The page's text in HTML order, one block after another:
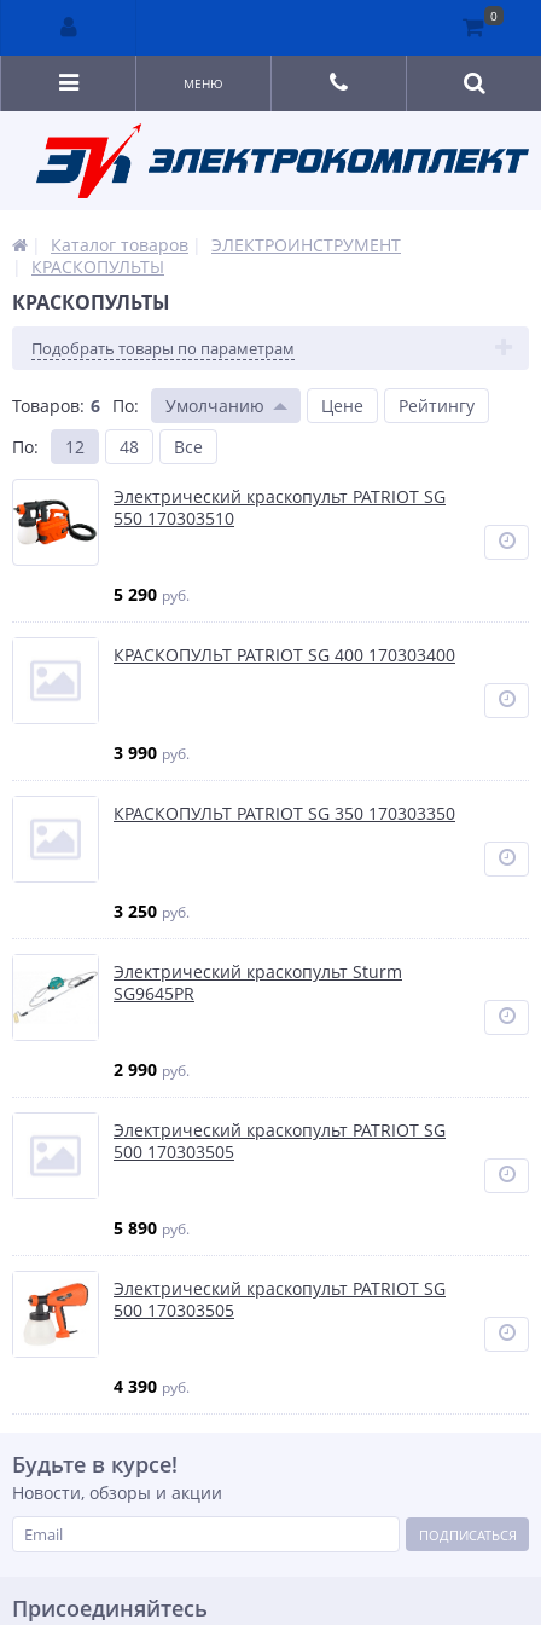
МЕНЮ
Каталог товаров
ЭЛЕКТРОИНСТРУМЕНТ
КРАСКОПУЛЬТЫ
КРАСКОПУЛЬТЫ
Подобрать товары по параметрам
Товаров: 6 По: Умолчанию Цене
Рейтингу
По: 12 48 Все
Электрический краскопульт PATRIOT SG
550 170303510
5 290 руб.
КРАСКОПУЛЬТ PATRIOT SG 400 170303400
3 990 руб.
КРАСКОПУЛЬТ PATRIOT SG 350 170303350
3 250 руб.
Электрический краскопульт Sturm
SG9645PR
2 990 руб.
Электрический краскопульт PATRIOT SG
500 170303505
5 890 руб.
Электрический краскопульт PATRIOT SG
500 170303505
4 390 руб.
Будьте в курсе!
Новости, обзоры и акции
ПОДПИСАТЬСЯ
Присоединяйтесь
0